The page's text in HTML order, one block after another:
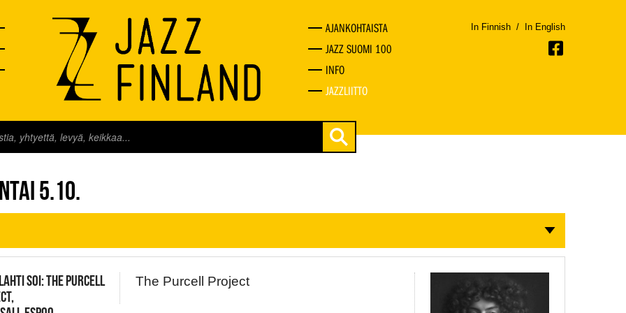
AJANKOHTAISTA
JAZZ SUOMI 100
INFO
JAZZLIITTO
In Finnish / In English
LIVE
5.10.
SOI: THE PURCELL
The Purcell Project